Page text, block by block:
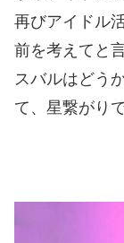
再びアイドル
前を考えてと
スバルはどう
て、星繋がり